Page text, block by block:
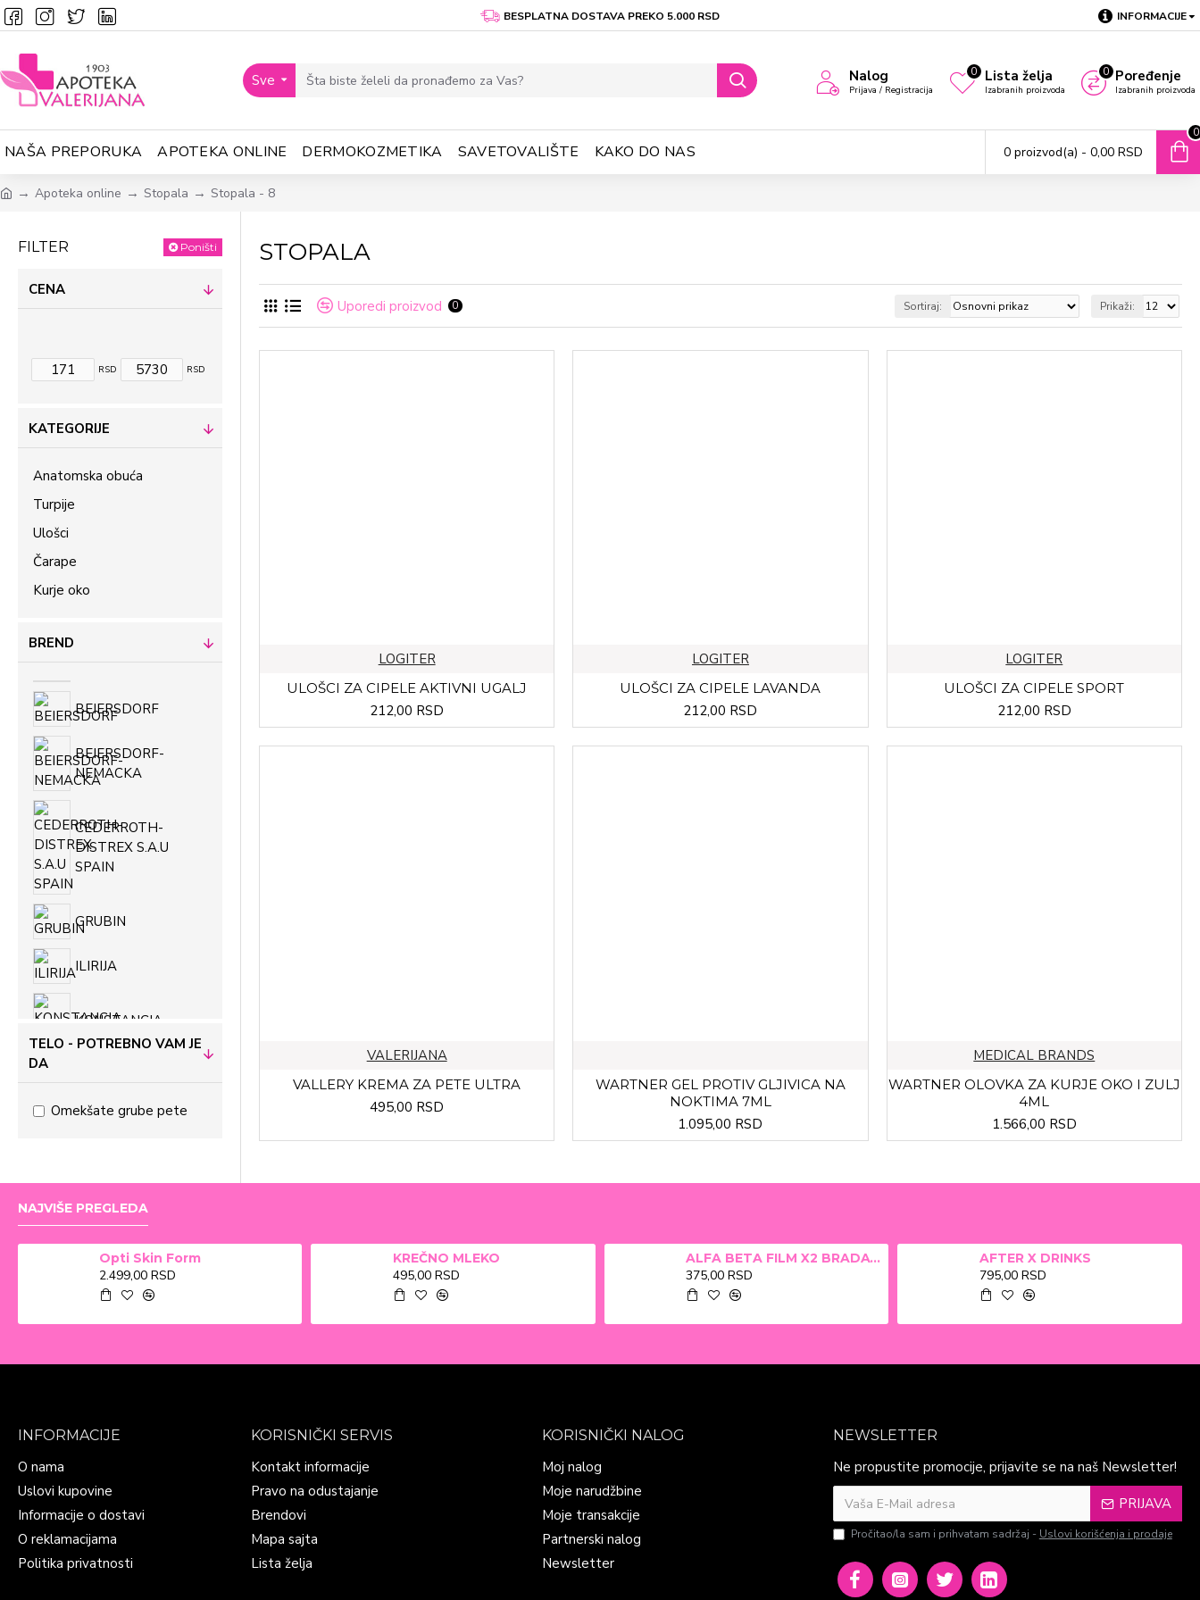
BESPLATNA DOSTAVA PREKO 5.000 RSD INFORMACIJE
Sve Nalog
Prijava / Registracija
Lista želja
Izabranih proizvoda
0 Poređenje
Izabranih proizvoda
0
NAŠA PREPORUKA APOTEKA ONLINE DERMOKOZMETIKA SAVETOVALIŠTE KAKO DO NAS 0 proizvod(a) - 0,00 RSD
0
Apoteka online Stopala Stopala - 8
FILTER Poništi
CENA
RSD RSD
KATEGORIJE
Anatomska obuća
Turpije
Ulošci
Čarape
Kurje oko
BREND
BEIERSDORF
BEIERSDORF-
NEMACKA
CEDERROTH-
DISTREX S.A.U
SPAIN
GRUBIN
ILIRIJA
KONSTANCIA
PHARMA DOO
MEILAB
MENTA DOO
PADEJ
PHARMAVITA
TELO - POTREBNO VAM JE
DA
Omekšate grube pete
STOPALA
Uporedi proizvod 0 Sortiraj: Prikaži:
LOGITER
ULOŠCI ZA CIPELE AKTIVNI UGALJ
212,00 RSD
LOGITER
ULOŠCI ZA CIPELE LAVANDA
212,00 RSD
LOGITER
ULOŠCI ZA CIPELE SPORT
212,00 RSD
VALERIJANA
VALLERY KREMA ZA PETE ULTRA
495,00 RSD
WARTNER GEL PROTIV GLJIVICA NA
NOKTIMA 7ML
1.095,00 RSD
MEDICAL BRANDS
WARTNER OLOVKA ZA KURJE OKO I ZULJ
4ML
1.566,00 RSD
NAJVIŠE PREGLEDA
Opti Skin Form
2.499,00 RSD
KREČNO MLEKO
495,00 RSD
ALFA BETA FILM X2 BRADAVICE, KURJE OKO 15ml
375,00 RSD
AFTER X DRINKS
795,00 RSD
INFORMACIJE
O nama
Uslovi kupovine
Informacije o dostavi
O reklamacijama
Politika privatnosti
KORISNIČKI SERVIS
Kontakt informacije
Pravo na odustajanje
Brendovi
Mapa sajta
Lista želja
KORISNIČKI NALOG
Moj nalog
Moje narudžbine
Moje transakcije
Partnerski nalog
Newsletter
NEWSLETTER
Ne propustite promocije, prijavite se na naš Newsletter!
PRIJAVA
Pročitao/la sam i prihvatam sadržaj - Uslovi korišćenja i prodaje